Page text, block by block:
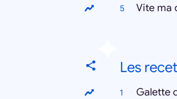
Vite ma
Les
Galette